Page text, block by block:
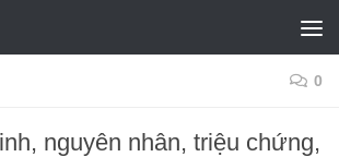
0
nguyên nhân, triệu chứng,